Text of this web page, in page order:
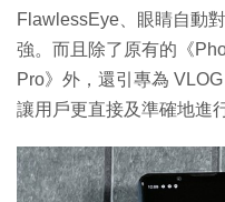
FlawlessEye、眼睛自動
強。而且除了原有的《
Pro》外，還引專為
讓用戶更直接及準確地進